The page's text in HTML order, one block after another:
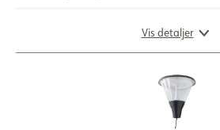
DOKUMENTATION
Vis detaljer